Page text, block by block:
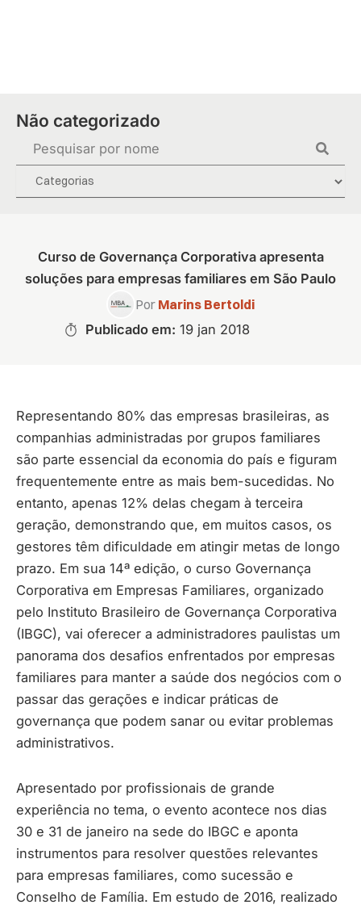
Não categorizado
Curso de Governança Corporativa apresenta
soluções para empresas familiares em São Paulo
Por Marins Bertoldi
Publicado em: 19 jan 2018
Representando 80% das empresas brasileiras, as
companhias administradas por grupos familiares
são parte essencial da economia do país e figuram
frequentemente entre as mais bem-sucedidas. No
entanto, apenas 12% delas chegam à terceira
geração, demonstrando que, em muitos casos, os
gestores têm dificuldade em atingir metas de longo
prazo. Em sua 14ª edição, o curso Governança
Corporativa em Empresas Familiares, organizado
pelo Instituto Brasileiro de Governança Corporativa
(IBGC), vai oferecer a administradores paulistas um
panorama dos desafios enfrentados por empresas
familiares para manter a saúde dos negócios com o
passar das gerações e indicar práticas de
governança que podem sanar ou evitar problemas
administrativos.
Apresentado por profissionais de grande
experiência no tema, o evento acontece nos dias
30 e 31 de janeiro na sede do IBGC e aponta
instrumentos para resolver questões relevantes
para empresas familiares, como sucessão e
Conselho de Família. Em estudo de 2016, realizado